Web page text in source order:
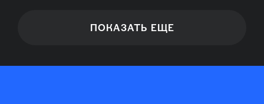
ПОКАЗАТЬ ЕЩЕ